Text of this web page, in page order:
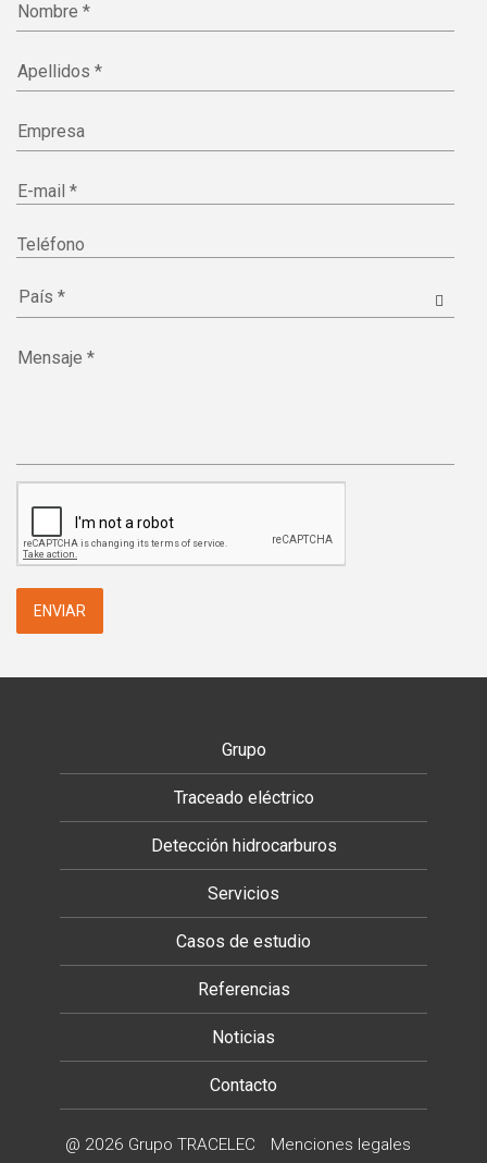
Nombre *
Apellidos *
Empresa
E-mail *
Teléfono
Mensaje *
ENVIAR
Grupo
Traceado eléctrico
Detección hidrocarburos
Servicios
Casos de estudio
Referencias
Noticias
Contacto
@ 2026 Grupo TRACELEC Menciones legales